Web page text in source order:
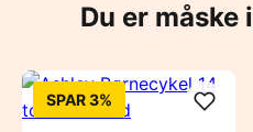
Du er måske
SPAR 3%